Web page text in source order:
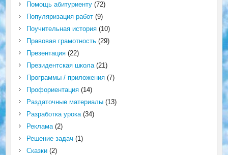
Помощь абитуриенту(72)
Популяризация работ(9)
Поучительная история(10)
Правовая грамотность(29)
Презентация(22)
Президентская школа(21)
Программы / приложения(7)
Профориентация(14)
Раздаточные материалы(13)
Разработка урока(34)
Реклама(2)
Решение задач (1)
Сказки(2)